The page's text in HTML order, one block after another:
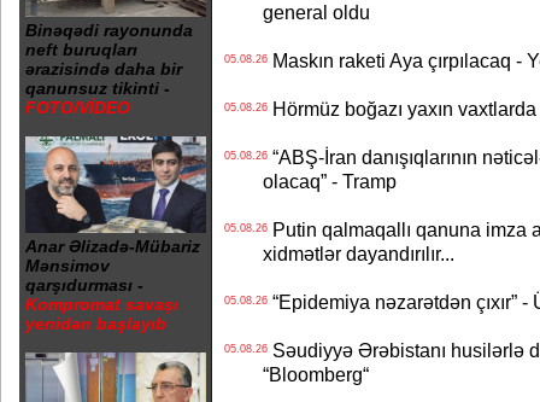
Binəqədi rayonunda
neft buruqları
ərazisində daha bir
qanunsuz tikinti -
FOTO/VİDEO
Anar Əlizadə-Mübariz
Mənsimov
qarşıdurması -
Kompromat savaşı
yenidən başlayıb
general oldu
05.08.26Maskın raketi Aya çırpılacaq -
05.08.26Hörmüz boğazı yaxın
05.08.26“ABŞ-İran danışıqlarının
olacaq” - Tramp
05.08.26Putin qalmaqallı qanuna imza
xidmətlər dayandırılır...
05.08.26“Epidemiya nəzarətdən çıxır” -
05.08.26Səudiyyə Ərəbistanı husilərlə
“Bloomberg“